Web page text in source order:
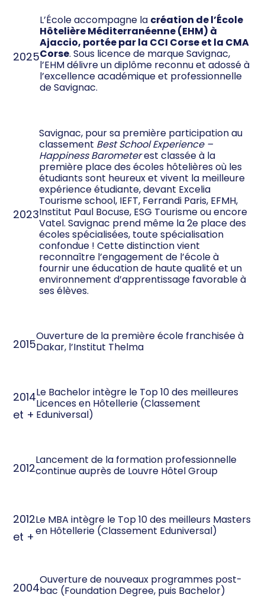
2025
L’École accompagne la création de l’École
Hôtelière Méditerranéenne (EHM) à
Ajaccio, portée par la CCI Corse et la CMA
Corse. Sous licence de marque Savignac,
l’EHM délivre un diplôme reconnu et adossé à
l’excellence académique et professionnelle
de Savignac.
2023
Savignac, pour sa première participation au
classement Best School Experience –
Happiness Barometerest classée à la
première place des écoles hôtelières où les
étudiants sont heureux et vivent la meilleure
expérience étudiante, devant Excelia
Tourisme school, IEFT, Ferrandi Paris, EFMH,
Institut Paul Bocuse, ESG Tourisme ou encore
Vatel. Savignac prend même la 2e place des
écoles spécialisées, toute spécialisation
confondue ! Cette distinction vient
reconnaître l’engagement de l’école à
fournir une éducation de haute qualité et un
environnement d’apprentissage favorable à
ses élèves.
2015
Ouverture de la première école franchisée à
Dakar, l’Institut Thelma
2014
et +
Le Bachelor intègre le Top 10 des meilleures
Licences en Hôtellerie (Classement
Eduniversal)
2012
Lancement de la formation professionnelle
continue auprès de Louvre Hôtel Group
2012
et +
Le MBA intègre le Top 10 des meilleurs Masters
en Hôtellerie (Classement Eduniversal)
2004
Ouverture de nouveaux programmes post-
bac (Foundation Degree, puis Bachelor)